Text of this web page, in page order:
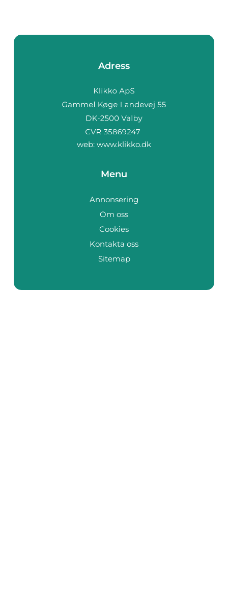
Adress
web: www.klikko.dk
Menu
Annonsering
Om oss
Cookies
Kontakta oss
Sitemap